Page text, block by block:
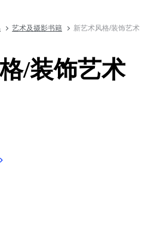
艺术及摄影书籍
新艺术风格/装饰艺术
/装饰艺术